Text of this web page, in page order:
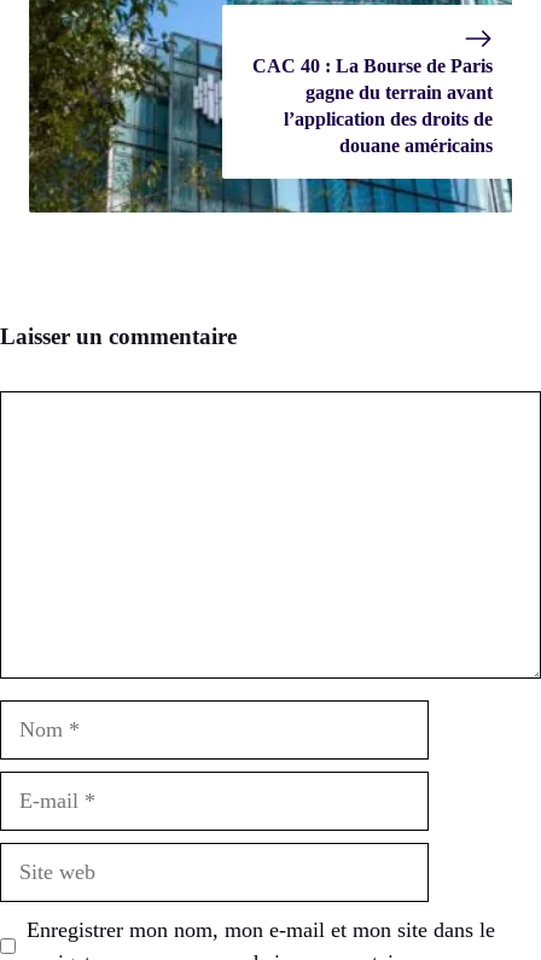
CAC 40 : La Bourse de Paris
gagne du terrain avant
l’application des droits de
douane américains
Laisser un commentaire
Enregistrer mon nom, mon e-mail et mon site dans le